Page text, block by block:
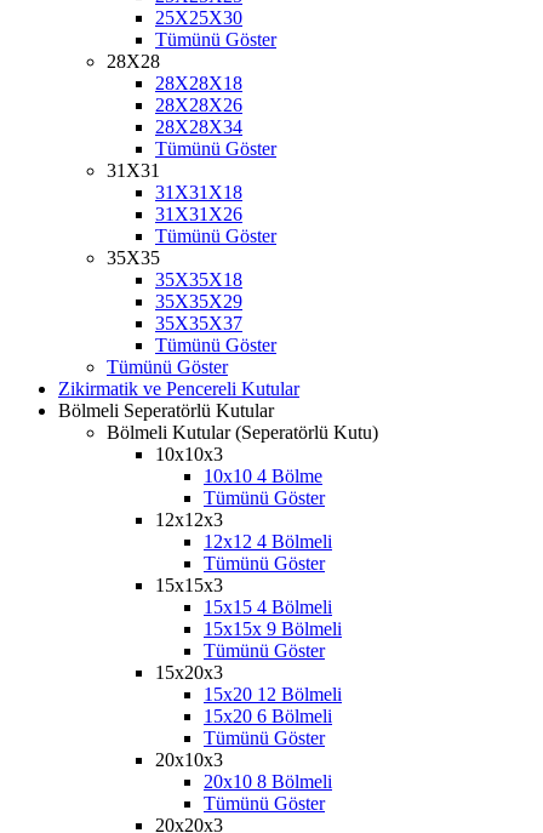
25X25X30
Tümünü Göster
28X28
28X28X18
28X28X26
28X28X34
Tümünü Göster
31X31
31X31X18
31X31X26
Tümünü Göster
35X35
35X35X18
35X35X29
35X35X37
Tümünü Göster
Tümünü Göster
Zikirmatik ve Pencereli Kutular
Bölmeli Seperatörlü Kutular
Bölmeli Kutular (Seperatörlü Kutu)
10x10x3
10x10 4 Bölme
Tümünü Göster
12x12x3
12x12 4 Bölmeli
Tümünü Göster
15x15x3
15x15 4 Bölmeli
15x15x 9 Bölmeli
Tümünü Göster
15x20x3
15x20 12 Bölmeli
15x20 6 Bölmeli
Tümünü Göster
20x10x3
20x10 8 Bölmeli
Tümünü Göster
20x20x3